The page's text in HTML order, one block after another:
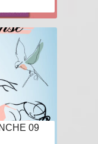
09